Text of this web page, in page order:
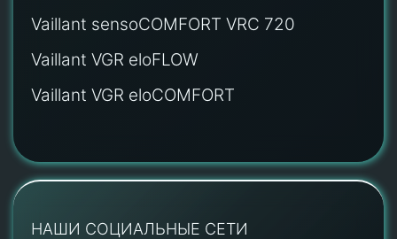
Vaillant sensoCOMFORT VRC 720
Vaillant VGR eloFLOW
Vaillant VGR eloCOMFORT
НАШИ СОЦИАЛЬНЫЕ СЕТИ